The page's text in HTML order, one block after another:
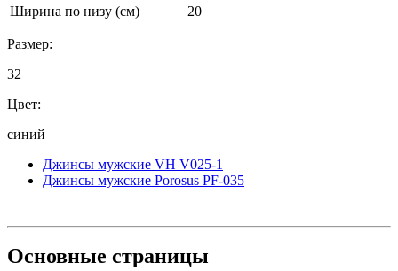
Ширина по низу (см)
20
Размер:
32
Цвет:
синий
Джинсы мужские VH V025-1
Джинсы мужские Porosus PF-035
Основные страницы